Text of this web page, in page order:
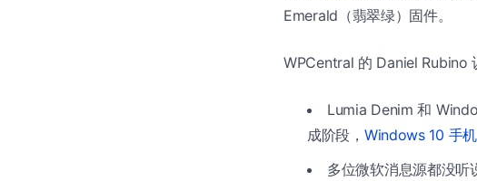
Emerald（翡翠绿）固件。
WPCentral 的 Daniel Rubino
Lumia Denim 和
成阶段， Windows 10 手
多位微软消息源都没听